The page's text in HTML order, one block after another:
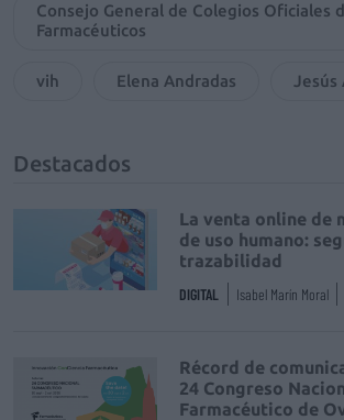
Consejo General de Colegios Oficiales
Farmacéuticos
vih Elena Andradas Jesús
Destacados
La venta online de
de uso humano:
trazabilidad
DIGITAL Isabel Marín Moral
Récord de
24 Congreso
Farmacéutico de